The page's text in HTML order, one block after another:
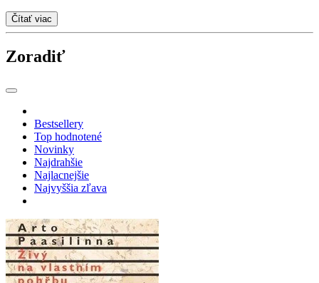
Čítať viac
Zoradiť
Bestsellery
Top hodnotené
Novinky
Najdrahšie
Najlacnejšie
Najvyššia zľava